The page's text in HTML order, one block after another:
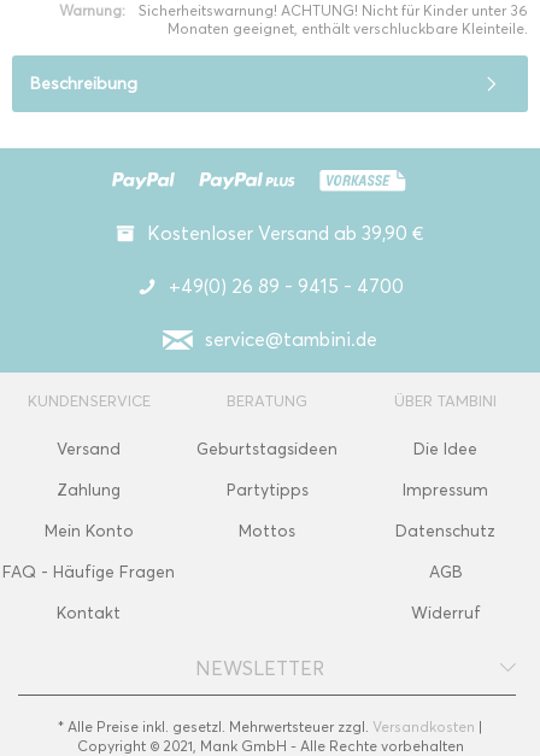
Warnung:
Sicherheitswarnung! ACHTUNG! Nicht für Kinder unter 36
Monaten geeignet, enthält verschluckbare Kleinteile.
Beschreibung
Kostenloser Versand ab 39,90 €
+49(0) 26 89 - 9415 - 4700
service@tambini.de
KUNDENSERVICE
Versand
Zahlung
Mein Konto
FAQ - Häufige Fragen
Kontakt
BERATUNG
Geburtstagsideen
Partytipps
Mottos
ÜBER TAMBINI
Die Idee
Impressum
Datenschutz
AGB
Widerruf
NEWSLETTER
* Alle Preise inkl. gesetzl. Mehrwertsteuer zzgl. Versandkosten |
Copyright © 2021, Mank GmbH - Alle Rechte vorbehalten